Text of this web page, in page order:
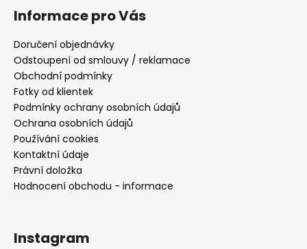
Informace pro Vás
Doručení objednávky
Odstoupení od smlouvy / reklamace
Obchodní podmínky
Fotky od klientek
Podmínky ochrany osobních údajů
Ochrana osobních údajů
Používání cookies
Kontaktní údaje
Právní doložka
Hodnocení obchodu - informace
Instagram